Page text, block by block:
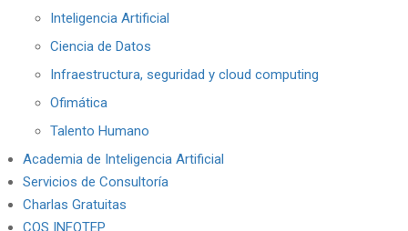
Inteligencia Artificial
Ciencia de Datos
Infraestructura, seguridad y cloud computing
Ofimática
Talento Humano
Academia de Inteligencia Artificial
Servicios de Consultoría
Charlas Gratuitas
COS INFOTEP